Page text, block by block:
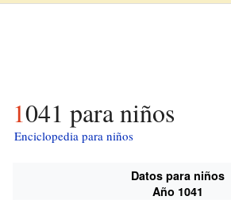
1041 para niños
Enciclopedia para niños
Datos para niños
Año 1041